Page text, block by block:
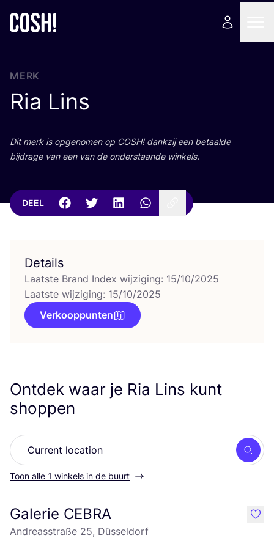
MERK
Ria Lins
Dit merk is opge­no­men op COSH! dank­zij een betaal­de
bij­dra­ge van een van de onder­staan­de winkels.
DEEL
Details
Laatste Brand Index wijziging: 15/10/2025
Laatste wijziging: 15/10/2025
Verkooppunten
Ontdek waar je Ria Lins kunt
shoppen
Zoek
Toon alle 1 winkels in de buurt
Galerie CEBRA
Andreasstraße 25, Düsseldorf
like